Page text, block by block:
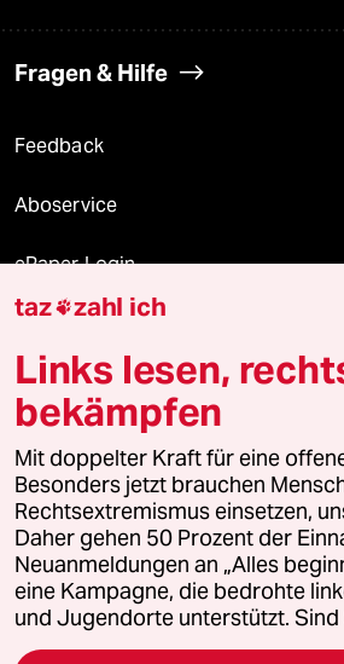
Fragen & Hilfe
Feedback
Aboservice
ePaper Login
Downloads für Abonnierende
© 2026 taz Verlags und Vertriebs
Alle Rechte vorbehalten. Bei rechtlichen
wenden Sie sich bitte an
lizenzen@taz.de
Feedback Redaktionsstatut
Leitlinie Informant Datenschutz
taz zahl ich
Links lesen,
bekämpfen
Mit doppelter Kraft für eine
Besonders jetzt brauchen
Rechtsextremismus einsetzen,
Daher gehen 50 Prozent der
Neuanmeldungen an „Alles
eine Kampagne, die bedrohte
und Jugendorte unterstützt. Sind